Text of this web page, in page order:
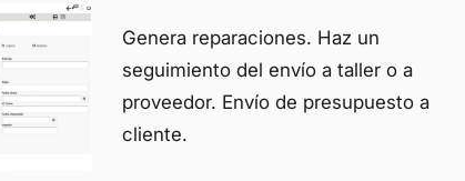
Genera reparaciones. Haz un
seguimiento del envío a taller o a
proveedor. Envío de presupuesto a
cliente.